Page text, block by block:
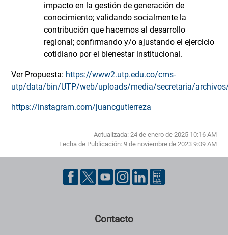
impacto en la gestión de generación de
conocimiento; validando socialmente la
contribución que hacemos al desarrollo
regional; confirmando y/o ajustando el ejercicio
cotidiano por el bienestar institucional.
Ver Propuesta: https://www2.utp.edu.co/cms-
utp/data/bin/UTP/web/uploads/media/secretaria/archivos/
https://instagram.com/juancgutierreza
Actualizada: 24 de enero de 2025 10:16 AM
Fecha de Publicación: 9 de noviembre de 2023 9:09 AM
Pie de página con información de contacto, redes sociales y datos
Contacto